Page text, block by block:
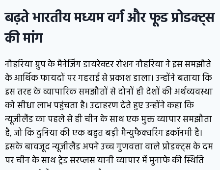
बढ़ते भारतीय मध्यम वर्ग और फूड प्रोडक्ट्स
की मांग
नौहरिया ग्रुप के मैनेजिंग डायरेक्टर रोशन नौहरिया ने इस समझौते
के आर्थिक फायदों पर गहराई से प्रकाश डाला। उन्होंने बताया कि
इस तरह के व्यापारिक समझौतों से दोनों ही देशों की अर्थव्यवस्था
को सीधा लाभ पहुंचता है। उदाहरण देते हुए उन्होंने कहा कि
न्यूजीलैंड का पहले से ही चीन के साथ एक मुक्त व्यापार समझौता
है, जो कि दुनिया की एक बहुत बड़ी मैन्युफैक्चरिंग इकॉनमी है।
इसके बावजूद न्यूजीलैंड अपने उच्च गुणवत्ता वाले प्रोडक्ट्स के दम
पर चीन के साथ ट्रेड सरप्लस यानी व्यापार में मुनाफे की स्थिति